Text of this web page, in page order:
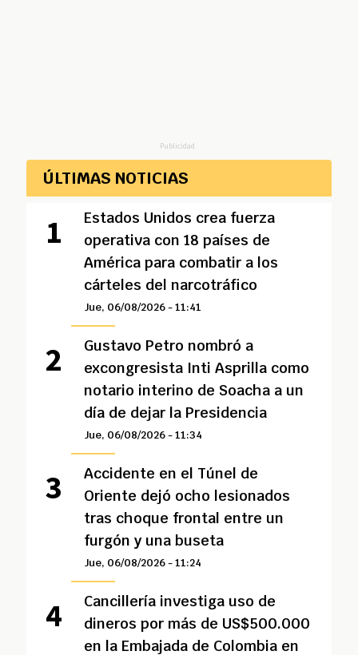
Publicidad
ÚLTIMAS NOTICIAS
Estados Unidos crea fuerza
operativa con 18 países de
América para combatir a los
cárteles del narcotráfico
Jue, 06/08/2026 - 11:41
Gustavo Petro nombró a
excongresista Inti Asprilla como
notario interino de Soacha a un
día de dejar la Presidencia
Jue, 06/08/2026 - 11:34
Accidente en el Túnel de
Oriente dejó ocho lesionados
tras choque frontal entre un
furgón y una buseta
Jue, 06/08/2026 - 11:24
Cancillería investiga uso de
dineros por más de US$500.000
en la Embajada de Colombia en